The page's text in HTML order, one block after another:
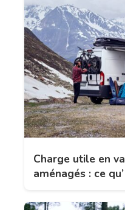
Charge utile en
aménagés : ce